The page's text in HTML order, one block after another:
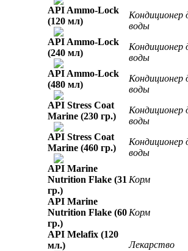
API Ammo-Lock
(120 мл)
Кондиционер
воды
API Ammo-Lock
(240 мл)
Кондиционер
воды
API Ammo-Lock
(480 мл)
Кондиционер
воды
API Stress Coat
Marine (230 гр.)
Кондиционер
воды
API Stress Coat
Marine (460 гр.)
Кондиционер
воды
API Marine
Nutrition Flake (31
гр.)
Корм
API Marine
Nutrition Flake (60
гр.)
Корм
API Melafix (120
мл.)
Лекарство